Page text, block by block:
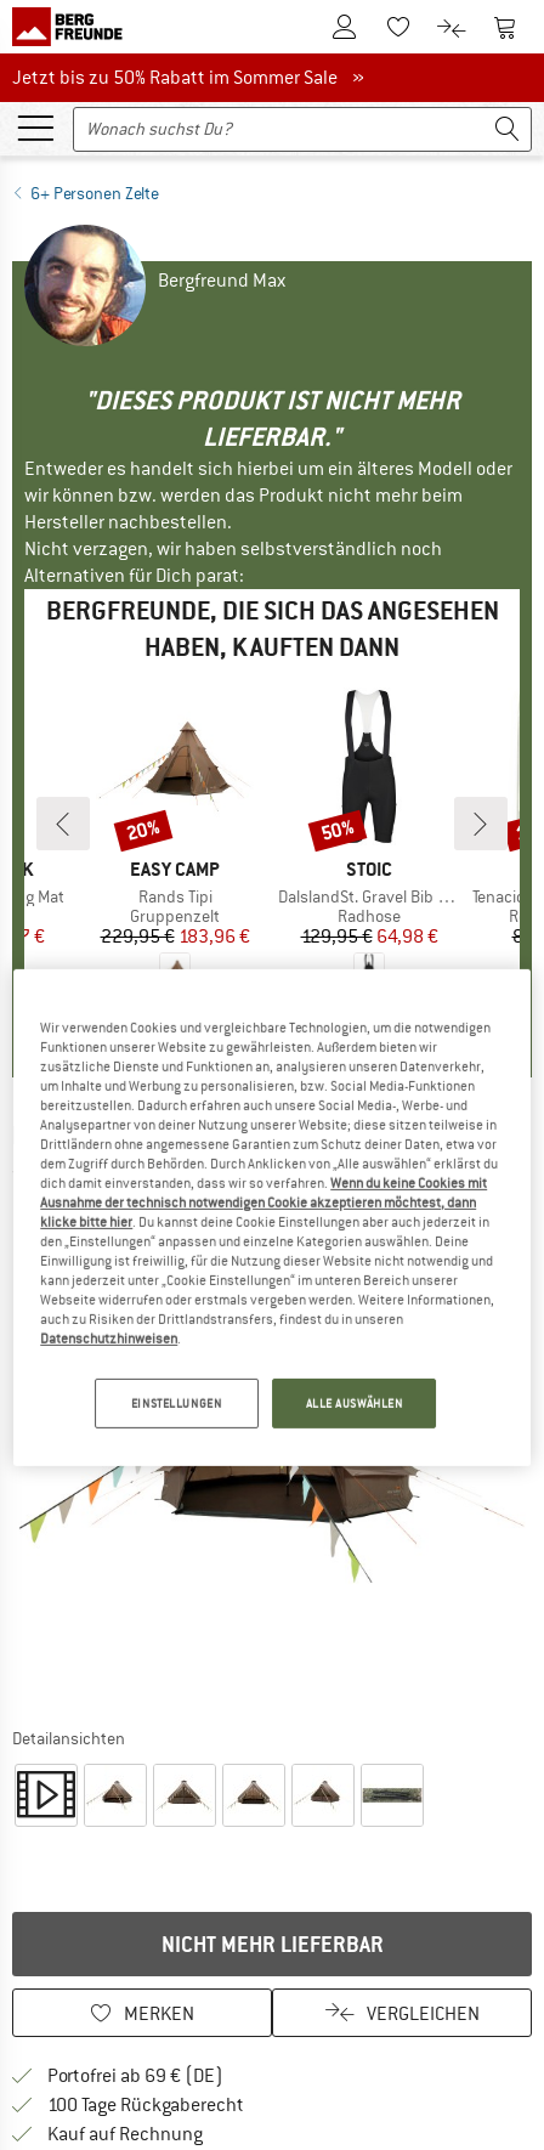
Zum KundenkontoZum Merkzettel.
Zum Zum
Jetzt bis zu 50% Rabatt im Sommer Sale
Jetzt bis zu 50% Rabatt im Sommer Sale »
6+ Personen Zelte
Bergfreund Max
"DIESES PRODUKT IST NICHT MEHR
LIEFERBAR."
Entweder es handelt sich hierbei um ein älteres Modell oder
wir können bzw. werden das Produkt nicht mehr beim
Hersteller nachbestellen.
Nicht verzagen, wir haben selbstverständlich noch
Alternativen für Dich parat:
BERGFREUNDE, DIE SICH DAS ANGESEHEN
HABEN, KAUFTEN DANN
Mat
Preis
€
MARKE
EASY CAMP
Artikel
Rands Tipi
Produktgruppe
Gruppenzelt
Preis
229,95 €reduzierter Preis
183,96 €
Rabatt
20%
MARKE
STOIC
Artikel
DalslandSt. Gravel Bib Shorts
Produktgruppe
Radhose
Preis
129,95 €reduzierter Preis
64,98 €
Rabatt
50%
Artikel
Tenacious
EASY CAMP -Vaulen Tipi - Gruppenzelt
(0)
Detailansichten
NICHT MEHR LIEFERBAR
MERKEN VERGLEICHEN
Portofrei ab 69 € (DE)
100 Tage Rückgaberecht
Kauf auf RechnungFinde die Zahlungs-Infos hier! Öffnet
Wir verwenden Cookies und vergleichbare Technologien, um die notwendigen
Funktionen unserer Website zu gewährleisten. Außerdem bieten wir
zusätzliche Dienste und Funktionen an, analysieren unseren Datenverkehr,
um Inhalte und Werbung zu personalisieren, bzw. Social Media-Funktionen
bereitzustellen. Dadurch erfahren auch unsere Social Media-, Werbe- und
Analysepartner von deiner Nutzung unserer Website; diese sitzen teilweise in
Drittländern ohne angemessene Garantien zum Schutz deiner Daten, etwa vor
dem Zugriff durch Behörden. Durch Anklicken von „Alle auswählen“ erklärst du
dich damit einverstanden, dass wir so verfahren.Wenn du keine Cookies mit
Ausnahme der technisch notwendigen Cookie akzeptieren möchtest, dann
klicke bitte hier . Du kannst deine Cookie Einstellungen aber auch jederzeit in
den „Einstellungen“ anpassen und einzelne Kategorien auswählen. Deine
Einwilligung ist freiwillig, für die Nutzung dieser Website nicht notwendig und
kann jederzeit unter „Cookie Einstellungen“ im unteren Bereich unserer
Webseite widerrufen oder erstmals vergeben werden. Weitere Informationen,
auch zu Risiken der Drittlandstransfers, findest du in unseren
Datenschutzhinweisen
EINSTELLUNGEN ALLE AUSWÄHLEN